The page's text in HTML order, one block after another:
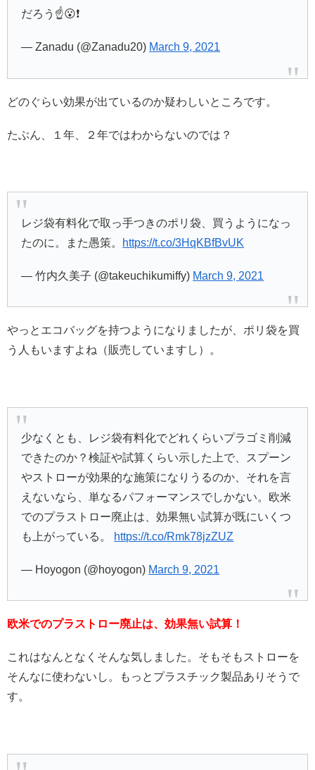
だろう☝️😮❗️
— Zanadu (@Zanadu20) March 9, 2021
どのぐらい効果が出ているのか疑わしいところです。
たぶん、１年、２年ではわからないのでは？
レジ袋有料化で取っ手つきのポリ袋、買うようになっ
たのに。また愚策。
https://t.co/3HqKBfBvUK
— 竹内久美子 (@takeuchikumiffy) March 9, 2021
やっとエコバッグを持つようになりましたが、ポリ袋を買
う人もいますよね（販売していますし）。
少なくとも、レジ袋有料化でどれくらいプラゴミ削減
できたのか？検証や試算くらい示した上で、スプーン
やストローが効果的な施策になりうるのか、それを言
えないなら、単なるパフォーマンスでしかない。欧米
でのプラストロー廃止は、効果無い試算が既にいくつ
も上がっている。
https://t.co/Rmk78jzZUZ
— Hoyogon (@hoyogon) March 9, 2021
欧米でのプラストロー廃止は、効果無い試算！
これはなんとなくそんな気しました。そもそもストローを
そんなに使わないし。もっとプラスチック製品ありそうで
す。